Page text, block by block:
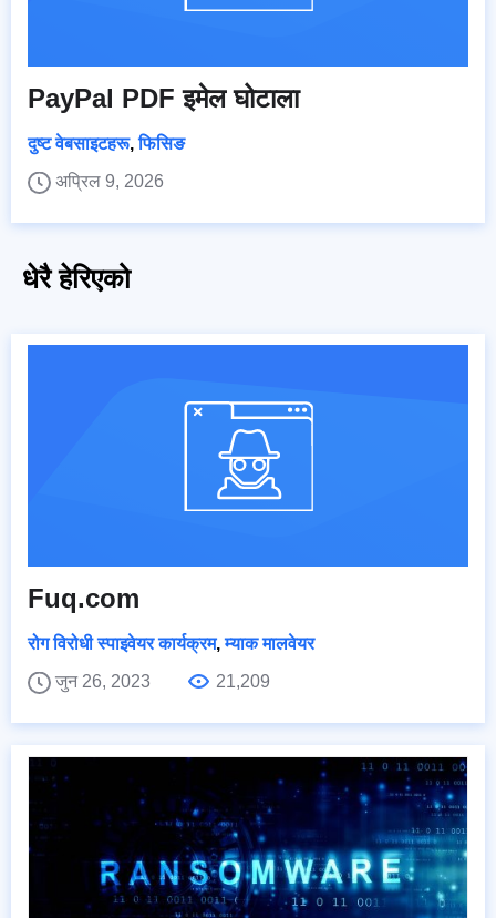
PayPal PDF इमेल घोटाला
दुष्ट वेबसाइटहरू,फिसिङ
अप्रिल 9, 2026
धेरै हेरिएको
Fuq.com
रोग विरोधी स्पाइवेयर कार्यक्रम,म्याक मालवेयर
जुन 26, 2023
21,209